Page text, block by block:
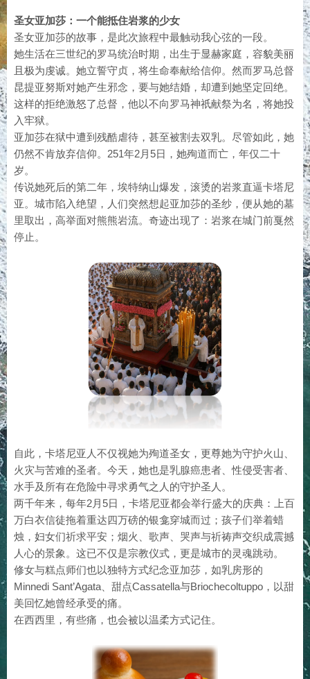
圣女亚加莎：一个能抵住岩浆的少女
圣女亚加莎的故事，是此次旅程中最触动我心弦的一段。
她生活在三世纪的罗马统治时期，出生于显赫家庭，容貌美丽
且极为虔诚。她立誓守贞，将生命奉献给信仰。然而罗马总督
昆提亚努斯对她产生邪念，要与她结婚，却遭到她坚定回绝。
这样的拒绝激怒了总督，他以不向罗马神祇献祭为名，将她投
入牢狱。
亚加莎在狱中遭到残酷虐待，甚至被割去双乳。尽管如此，她
仍然不肯放弃信仰。251年2月5日，她殉道而亡，年仅二十
岁。
传说她死后的第二年，埃特纳山爆发，滚烫的岩浆直逼卡塔尼
亚。城市陷入绝望，人们突然想起亚加莎的圣纱，便从她的墓
里取出，高举面对熊熊岩流。奇迹出现了：岩浆在城门前戛然
停止。
自此，卡塔尼亚人不仅视她为殉道圣女，更尊她为守护火山、
火灾与苦难的圣者。今天，她也是乳腺癌患者、性侵受害者、
水手及所有在危险中寻求勇气之人的守护圣人。
两千年来，每年2月5日，卡塔尼亚都会举行盛大的庆典：上百
万白衣信徒拖着重达四万磅的银龛穿城而过；孩子们举着蜡
烛，妇女们祈求平安；烟火、歌声、哭声与祈祷声交织成震撼
人心的景象。这已不仅是宗教仪式，更是城市的灵魂跳动。
修女与糕点师们也以独特方式纪念亚加莎，如乳房形的
Minnedi Sant’Agata、甜点Cassatella与Briochecoltuppo，以甜
美回忆她曾经承受的痛。
在西西里，有些痛，也会被以温柔方式记住。